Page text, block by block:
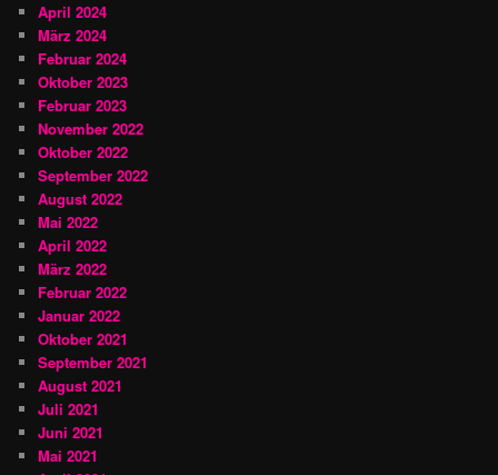
April 2024
März 2024
Februar 2024
Oktober 2023
Februar 2023
November 2022
Oktober 2022
September 2022
August 2022
Mai 2022
April 2022
März 2022
Februar 2022
Januar 2022
Oktober 2021
September 2021
August 2021
Juli 2021
Juni 2021
Mai 2021